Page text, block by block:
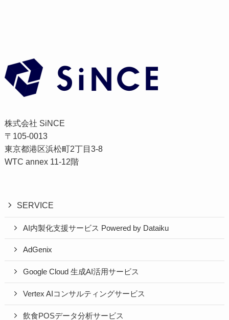
株式会社 SiNCE
〒105-0013
東京都港区浜松町2丁目3-8
WTC annex 11-12階
SERVICE
AI内製化支援サービス Powered by Dataiku
AdGenix
Google Cloud 生成AI活用サービス
Vertex AIコンサルティングサービス
飲食POSデータ分析サービス